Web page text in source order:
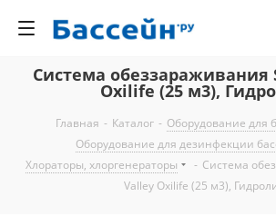
Система обеззараживания
Oxilife (25 м3),
Главная - Каталог - Оборудование для
Оборудование для дезинфекции
Хлораторы, хлоргенераторы
- Система
Valley Oxilife (25 м3),